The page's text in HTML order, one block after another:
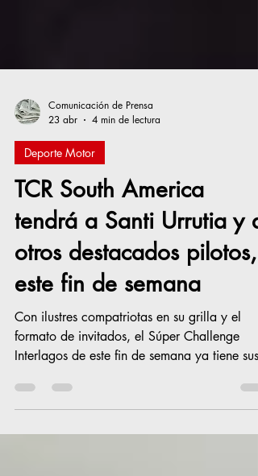
Comunicación de Prensa
23 abr
4 min de lectura
Deporte Motor
TCR South America
tendrá a Santi Urrutia y a
otros destacados pilotos,
este fin de semana
Con ilustres compatriotas en su grilla y el
Interlagos de este fin de semana ya tiene sus
21 duplas confirmadas con la presencia de
campeones del Stock Car y del TCR Europe